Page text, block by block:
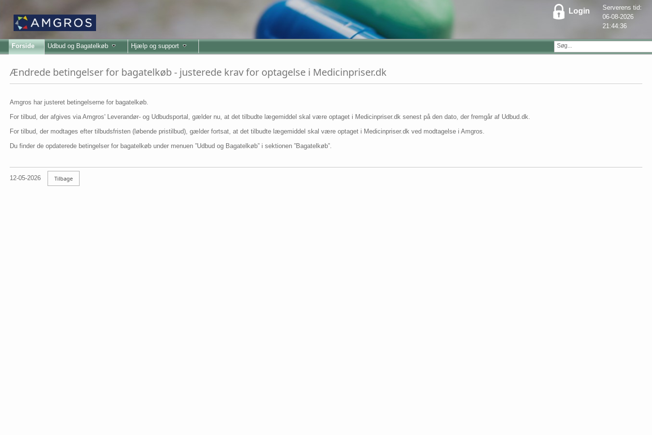
Login
Serverens tid:
06-08-2026
21:44:36
Forside Udbud og Bagatelkøb Hjælp og support
Ændrede betingelser for bagatelkøb - justerede krav for optagelse i Medicinpriser.dk
Amgros har justeret betingelserne for bagatelkøb.
For tilbud, der afgives via Amgros' Leverandør- og Udbudsportal, gælder nu, at det tilbudte lægemiddel skal være optaget i Medicinpriser.dk senest på den dato, der fremgår af Udbud.dk.
For tilbud, der modtages efter tilbudsfristen (løbende pristilbud), gælder fortsat, at det tilbudte lægemiddel skal være optaget i Medicinpriser.dk ved modtagelse i Amgros.
Du finder de opdaterede betingelser for bagatelkøb under menuen ”Udbud og Bagatelkøb” i sektionen ”Bagatelkøb”.
12-05-2026